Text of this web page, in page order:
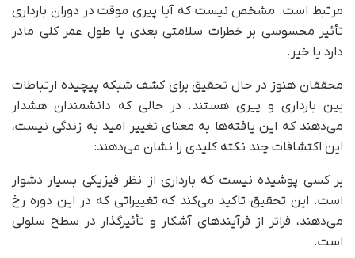
مرتبط است. مشخص نیست که آیا پیری موقت در دوران بارداری
تأثیر محسوسی بر خطرات سلامتی بعدی یا طول عمر کلی مادر
دارد یا خیر.
محققان هنوز در حال تحقیق برای کشف شبکه پیچیده ارتباطات
بین بارداری و پیری هستند. در حالی که دانشمندان هشدار
می‌دهند که این یافته‌ها به معنای تغییر امید به زندگی نیست،
این اکتشافات چند نکته کلیدی را نشان می‌دهند:
بر کسی پوشیده نیست که بارداری از نظر فیزیکی بسیار دشوار
است. این تحقیق تاکید می‌کند که تغییراتی که در این دوره رخ
می‌دهند، فراتر از فرآیندهای آشکار و تأثیرگذار در سطح سلولی
است.